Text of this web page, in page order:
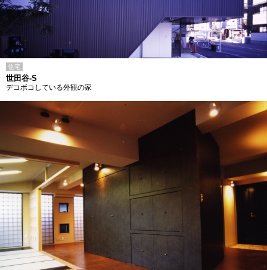
住宅
世田谷-S
デコボコしている外観の家